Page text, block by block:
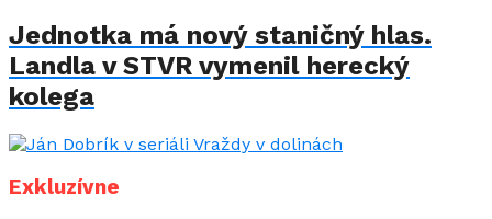
Jednotka má nový staničný hlas.
Landla v STVR vymenil herecký
kolega
Exkluzívne